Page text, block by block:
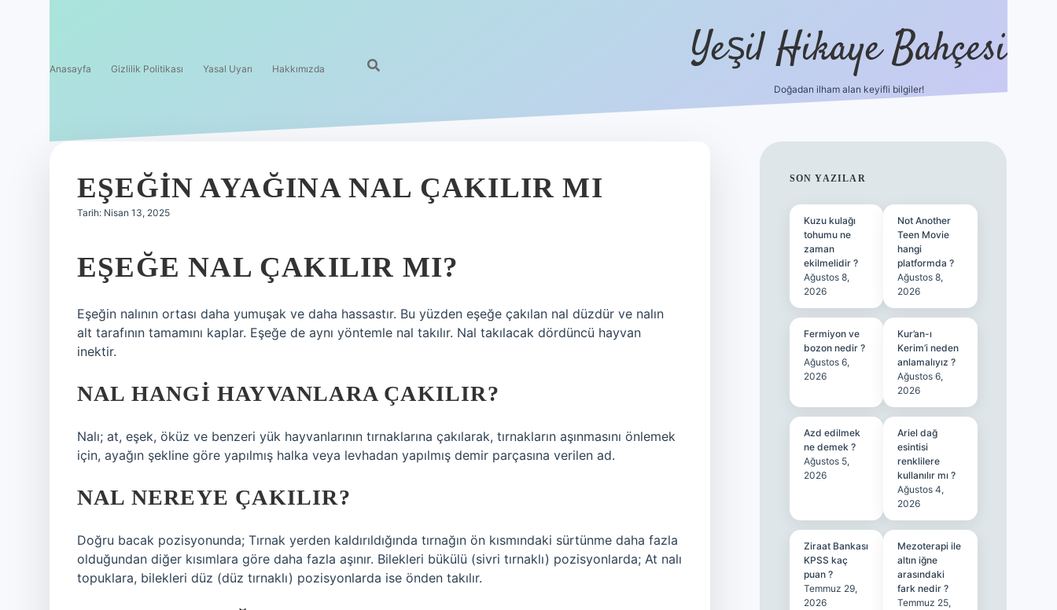
Anasayfa Gizlilik Politikası Yasal Uyarı Hakkımızda Yeşil Hikaye Bahçesi
Doğadan ilham alan keyifli bilgiler!
EŞEĞIN AYAĞINA NAL ÇAKILIR MI
Tarih: Nisan 13, 2025
EŞEĞE NAL ÇAKILIR MI?
Eşeğin nalının ortası daha yumuşak ve daha hassastır. Bu yüzden eşeğe çakılan nal düzdür ve nalın
alt tarafının tamamını kaplar. Eşeğe de aynı yöntemle nal takılır. Nal takılacak dördüncü hayvan
inektir.
NAL HANGI HAYVANLARA ÇAKILIR?
Nalı; at, eşek, öküz ve benzeri yük hayvanlarının tırnaklarına çakılarak, tırnakların aşınmasını önlemek
için, ayağın şekline göre yapılmış halka veya levhadan yapılmış demir parçasına verilen ad.
NAL NEREYE ÇAKILIR?
Doğru bacak pozisyonunda; Tırnak yerden kaldırıldığında tırnağın ön kısmındaki sürtünme daha fazla
olduğundan diğer kısımlara göre daha fazla aşınır. Bilekleri bükülü (sivri tırnaklı) pozisyonlarda; At nalı
topuklara, bilekleri düz (düz tırnaklı) pozisyonlarda ise önden takılır.
SIDEBAR
SON YAZILAR
Kuzu kulağı
tohumu ne
zaman
ekilmelidir ?
Ağustos 8,
2026
Not Another
Teen Movie
hangi
platformda ?
Ağustos 8,
2026
Fermiyon ve
bozon nedir ?
Ağustos 6,
2026
Kur’an-ı
Kerim’i neden
anlamalıyız ?
Ağustos 6,
2026
Azd edilmek
ne demek ?
Ağustos 5,
2026
Ariel dağ
esintisi
renklilere
kullanılır mı ?
Ağustos 4,
2026
Ziraat Bankası
KPSS kaç
puan ?
Temmuz 29,
2026
Mezoterapi ile
altın iğne
arasındaki
fark nedir ?
Temmuz 25,
ilbet mobil